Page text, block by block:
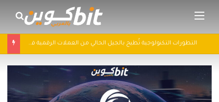
القائمة
التطورات التكنولوجية تُطيح بالجيل الحالي من العملات الرقمية في 2025: سباق التكنولوجيا يُعيد تشكيل مشهد الكريبتو